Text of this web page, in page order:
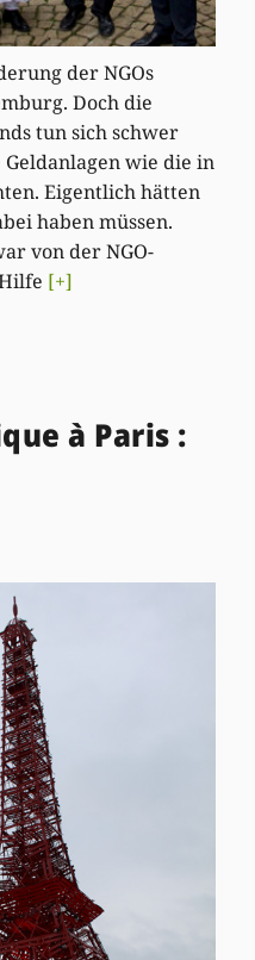
der NGOs
Doch die
tun sich schwer
wie die in
Eigentlich hätten
haben müssen.
von der NGO-
[+]
à Paris :